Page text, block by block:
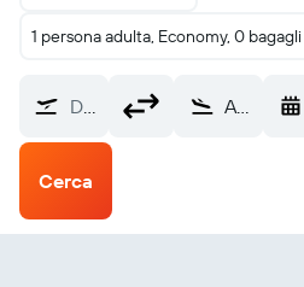
1 persona adulta, Economy, 0 bagagli
Da dove? Aeroporto di Bratislava-M.R. Štefánik (BTS)
Cerca